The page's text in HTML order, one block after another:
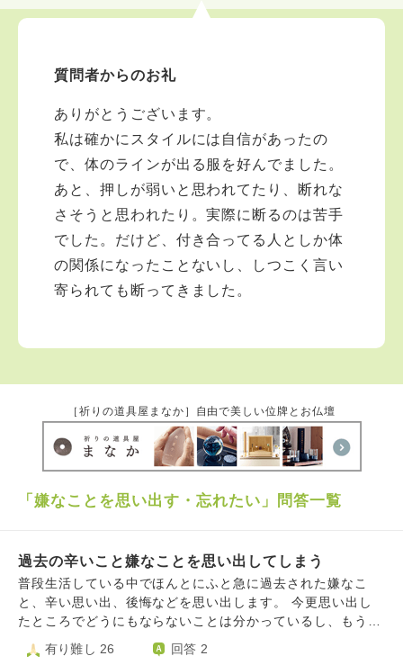
いします。 ※個別相談は、hasunohaオンライン相談よ
ください。 法務を優先させてください。
質問者からのお礼
ありがとうございます。
私は確かにスタイルには自信があったの
で、体のラインが出る服を好んでました。
あと、押しが弱いと思われてたり、断れな
さそうと思われたり。実際に断るのは苦手
でした。だけど、付き合ってる人としか体
の関係になったことないし、しつこく言い
寄られても断ってきました。
［祈りの道具屋まなか］自由で美しい位牌とお仏壇
「嫌なことを思い出す・忘れたい」問答一覧
過去の辛いこと嫌なことを思い出してしまう
普段生活している中でほんとにふと急に過去された嫌なこ
と、辛い思い出、後悔などを思い出します。 今更思い出し
たところでどうにもならないことは分かっているし、もう考
えないようにするしかないと思っていても、更にその嫌なこ
とを深掘りするかのように考えて自分を苦しめています。
有り難し 26 回答 2